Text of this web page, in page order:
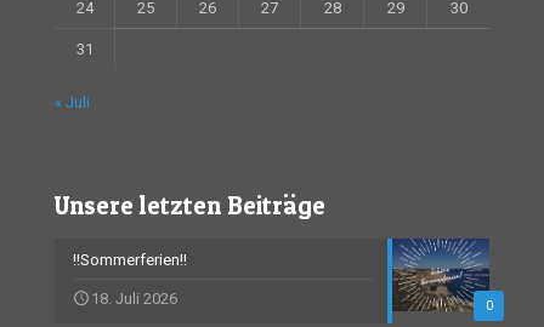
24 25 26 27 28 29 30
31
« Juli
Unsere letzten Beiträge
0
!!Sommerferien!!
18. Juli 2026